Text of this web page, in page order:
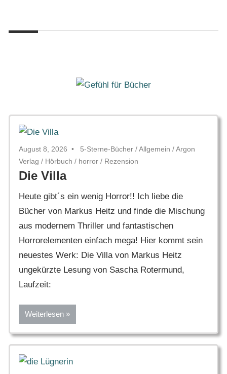
springen
Gefühl
für
August 8, 2026 5-Sterne-Bücher /Allgemein /Argon
Verlag / Hörbuch / horror / Rezension
Die Villa
Heute gibt´s ein wenig Horror!! Ich liebe die
Bücher von Markus Heitz und finde die Mischung
aus modernem Thriller und fantastischen
Horrorelementen einfach mega! Hier kommt sein
neuestes Werk: Die Villa von Markus Heitz
ungekürzte Lesung von Sascha Rotermund,
Laufzeit:
Weiterlesen